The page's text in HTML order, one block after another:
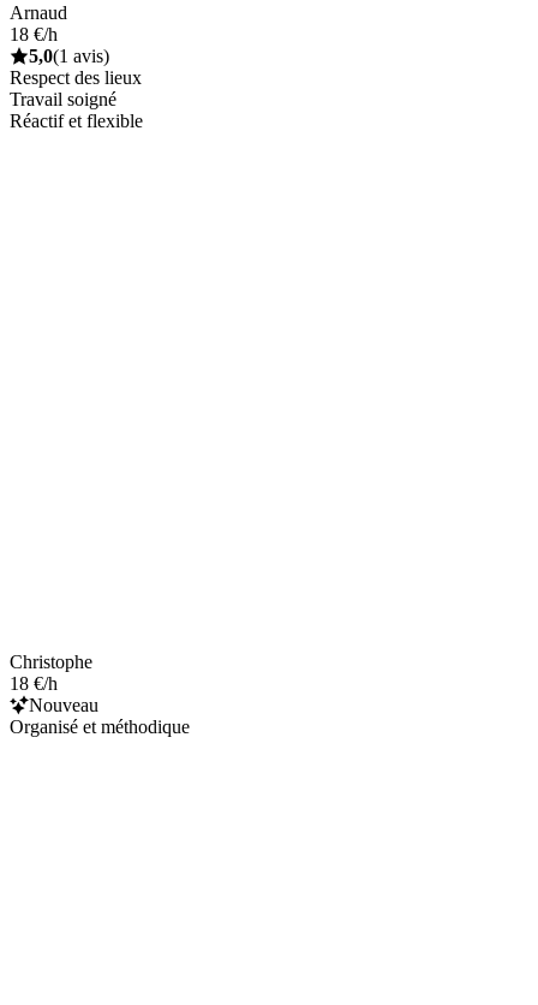
Arnaud
18 €/h
5,0(1 avis)
Respect des lieux
Travail soigné
Réactif et flexible
Christophe
18 €/h
Nouveau
Organisé et méthodique